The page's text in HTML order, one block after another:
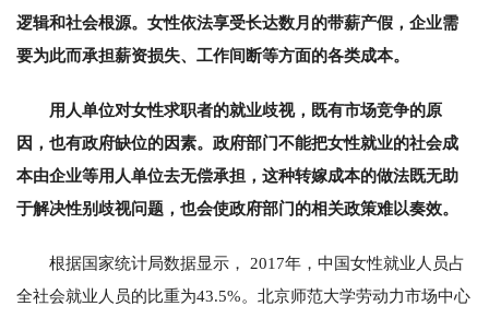
逻辑和社会根源。女性依法享受长达数月的带薪产假，企业需
要为此而承担薪资损失、工作间断等方面的各类成本。
用人单位对女性求职者的就业歧视，既有市场竞争的原
因，也有政府缺位的因素。政府部门不能把女性就业的社会成
本由企业等用人单位去无偿承担，这种转嫁成本的做法既无助
于解决性别歧视问题，也会使政府部门的相关政策难以奏效。
根据国家统计局数据显示， 2017年，中国女性就业人员占
全社会就业人员的比重为43.5%。北京师范大学劳动力市场中心